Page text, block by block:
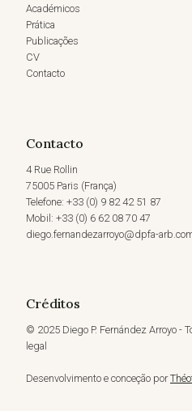
Académicos
Prática
Publicações
CV
Contacto
Contacto
4 Rue Rollin
75005 Paris (França)
Telefone: +33 (0) 9 82 42 51 87
Mobil: +33 (0) 6 62 08 70 47
diego.fernandezarroyo@dpfa-
Créditos
© 2025 Diego P. Fernández Arroyo -
legal
Desenvolvimento e conceção por